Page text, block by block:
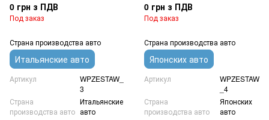
0 грн з ПДВ
Под заказ
Страна производства авто
Итальянские авто
Артикул
WPZESTAW_
3
Страна
производства авто
Итальянские
авто
0 грн з ПДВ
Под заказ
Страна производства авто
Японских авто
Артикул
WPZESTAW
_4
Страна
производства авто
Японских
авто